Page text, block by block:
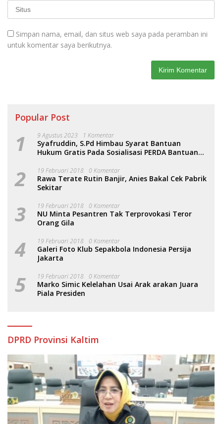
Simpan nama, email, dan situs web saya pada peramban ini
untuk komentar saya berikutnya.
Popular Post
1 9 Agustus 2023 1 Komentar
Syafruddin, S.Pd Himbau Syarat Bantuan
Hukum Gratis Pada Sosialisasi PERDA Bantuan
2 19 Februari 2018 0 Komentar
Rawa Terate Rutin Banjir, Anies Bakal Cek Pabrik
Sekitar
3 19 Februari 2018 0 Komentar
NU Minta Pesantren Tak Terprovokasi Teror
Orang Gila
4 19 Februari 2018 0 Komentar
Galeri Foto Klub Sepakbola Indonesia Persija
Jakarta
5 19 Februari 2018 0 Komentar
Marko Simic Kelelahan Usai Arak arakan Juara
Piala Presiden
DPRD Provinsi Kaltim